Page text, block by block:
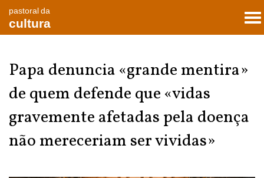
pastoral da
cultura
Papa denuncia «grande mentira»
de quem defende que «vidas
gravemente afetadas pela doença
não mereceriam ser vividas»